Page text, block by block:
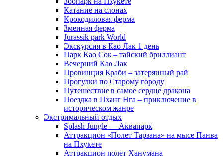
Катание на слонах
Крокодиловая ферма
Змеиная ферма
Jurassik park World
Экскурсия в Као Лак 1 день
Парк Као Сок – тайский бриллиант
Вечерний Као Лак
Провинция Краби – затерянный рай
Прогулки по Старому городу
Путешествие в самое сердце дракона
Поездка в Пханг Нга – приключение в
историческом жанре
Экстримальный отдых
Splash Jungle — Аквапарк
Аттракцион «Полет Тарзана» на мысе Панва
на Пхукете
Аттракцион полет Ханумана